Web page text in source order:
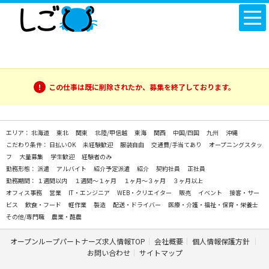
この仕事は既に削除されたか、募集を終了しております。
エリア： 北海道 東北 関東 北陸/甲信越 東海 関西 中国/四国 九州
沖縄
こだわり条件： 日払いOK 未経験歓迎 服装自由 交通費/手当てあり
オープニングスタッ
フ
大量募集 学生歓迎
経験者のみ
勤務形態： 派遣 アルバイト 紹介予定派遣 紹介 契約社員
正社員
勤務期間： １週間以内 １週間～１ヶ月 １ヶ月～３ヶ月
３ヶ月以上
オフィス事務
営業 IT・エンジニア WEB・クリエイター 販売 イベント
接客・サー
ビス
飲食・フード 軽作業 製造 配送・ドライバー
医療・介護・福祉・保育・栄養士
その他/専門職
農業・酪農
オープンループパートナーズ求人情報TOP 会社概要
個人情報保護方針
お問い合わせ
サイトマップ